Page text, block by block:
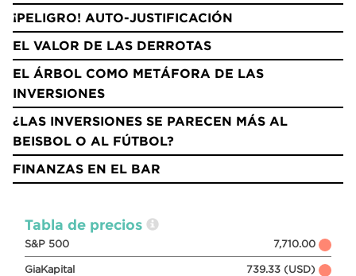
¡PELIGRO! AUTO-JUSTIFICACIÓN
EL VALOR DE LAS DERROTAS
EL ÁRBOL COMO METÁFORA DE LAS
INVERSIONES
¿LAS INVERSIONES SE PARECEN MÁS AL
BEISBOL O AL FÚTBOL?
FINANZAS EN EL BAR
Tabla de precios
S&P 500 7,710.00
GiaKapital 739.33 (USD)